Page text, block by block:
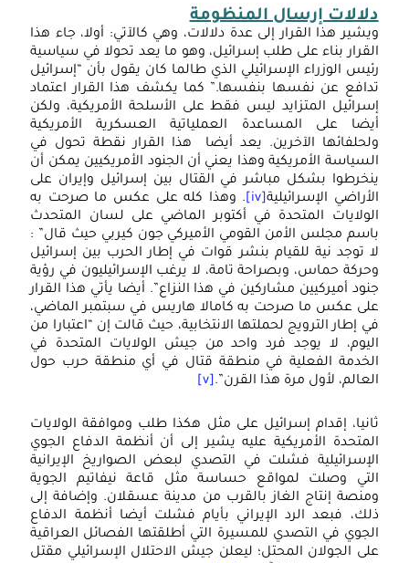
إرسال المنظومة
هذا القرار إلى عدة دلالات، وهي كالآتي: أولا، جاء هذا
بناء على طلب إسرائيل، وهو ما يعد تحولا في سياسية
الوزراء الإسرائيلي الذي طالما كان يقول بأن “إسرائيل
عن نفسها بنفسها.” كما يكشف هذا القرار اعتماد
المتزايد ليس فقط على الأسلحة الأمريكية، ولكن
على المساعدة العملياتية العسكرية الأمريكية
الآخرين. يعد أيضا هذا القرار نقطة تحول في
الأمريكية وهذا يعني أن الجنود الأمريكيين يمكن أن
بشكل مباشر في القتال بين إسرائيل وإيران على
الإسرائيلية[iv]
. وهذا كله على عكس ما صرحت به
المتحدة في أكتوبر الماضي على لسان المتحدث
مجلس الأمن القومي الأميركي جون كيربي حيث قال” :
توجد نية للقيام بنشر قوات في إطار الحرب بين إسرائيل
حماس، وبصراحة تامة، لا يرغب الإسرائيليون في رؤية
أميركيين مشاركين في هذا النزاع”. أيضا يأتي هذا القرار
عكس ما صرحت به كامالا هاريس في سبتمبر الماضي،
إطار الترويج لحملتها الانتخابية، حيث قالت إن “اعتبارا من
لا يوجد فرد واحد من جيش الولايات المتحدة في
الفعلية في منطقة قتال في أي منطقة حرب حول
لأول مرة هذا القرن”.[v]
إقدام إسرائيل على مثل هكذا طلب وموافقة الولايات
الأمريكية عليه يشير إلى أن أنظمة الدفاع الجوي
فشلت في التصدي لبعض الصواريخ الإيرانية
وصلت لمواقع حساسة مثل قاعة نيفاتيم الجوية
إنتاج الغاز بالقرب من مدينة عسقلان. وإضافة إلى
فبعد الرد الإيراني بأيام فشلت أيضا أنظمة الدفاع
في التصدي للمسيرة التي أطلقتها الفصائل العراقية
الجولان المحتل؛ ليعلن جيش الاحتلال الإسرائيلي مقتل